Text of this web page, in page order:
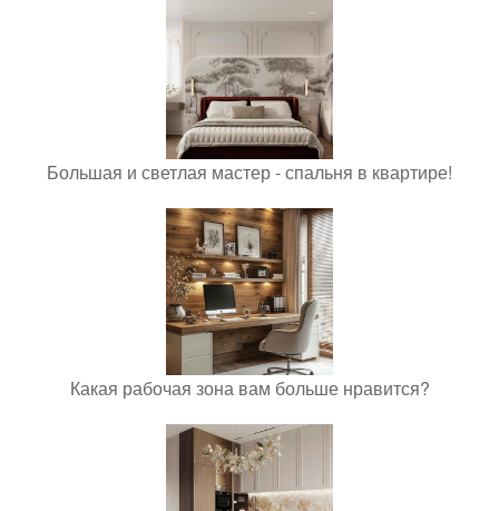
Большая и светлая мастер - спальня в квартире!
Какая рабочая зона вам больше нравится?